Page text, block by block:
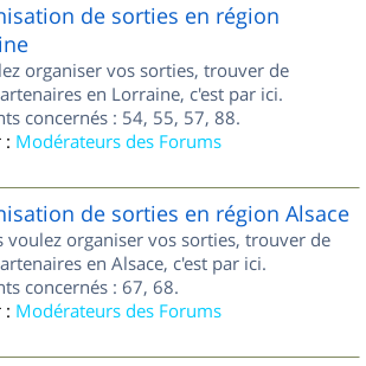
de sorties en région
organiser vos sorties, trouver de
en Lorraine, c'est par ici.
concernés : 54, 55, 57, 88.
: Modérateurs des Forums
de sorties en région Alsace
voulez organiser vos sorties, trouver de
en Alsace, c'est par ici.
concernés : 67, 68.
: Modérateurs des Forums